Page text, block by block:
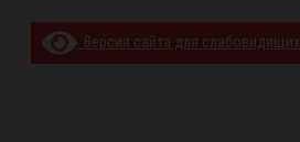
Версия сайта для слабовидящих